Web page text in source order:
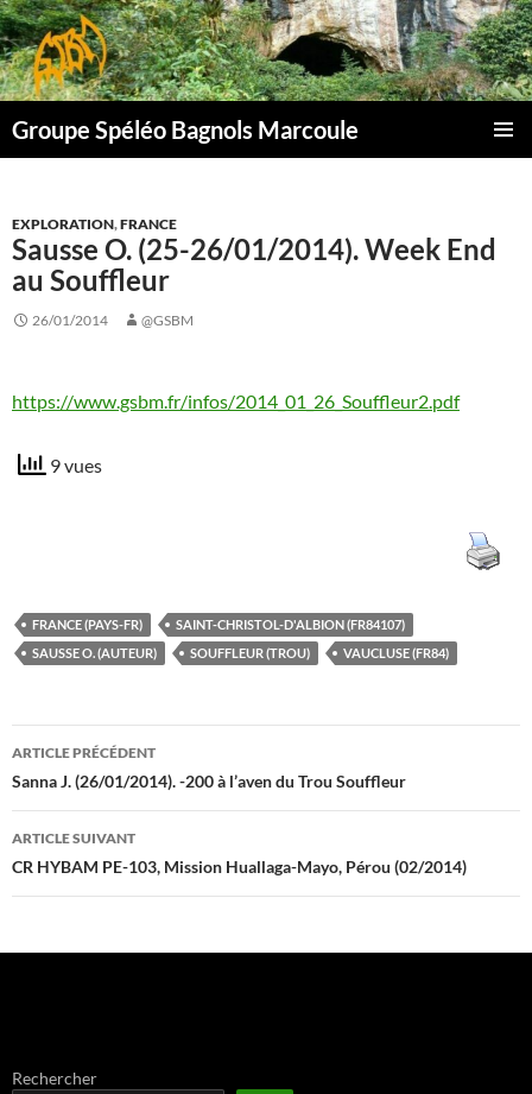
Aller
au
contenu
Groupe Spéléo Bagnols Marcoule
EXPLORATION,FRANCE
Sausse O. (25-26/01/2014). Week End
au Souffleur
26/01/2014 @GSBM
https://www.gsbm.fr/infos/2014_01_26_Souffleur2.pdf
9 vues
FRANCE (PAYS-FR)
SAINT-CHRISTOL-D'ALBION (FR84107)
SAUSSE O. (AUTEUR)
SOUFFLEUR (TROU) VAUCLUSE (FR84)
Navigation
des
articles
ARTICLE PRÉCÉDENT
Sanna J. (26/01/2014). -200 à l’aven du Trou Souffleur
ARTICLE SUIVANT
CR HYBAM PE-103, Mission Huallaga-Mayo, Pérou (02/2014)
Rechercher